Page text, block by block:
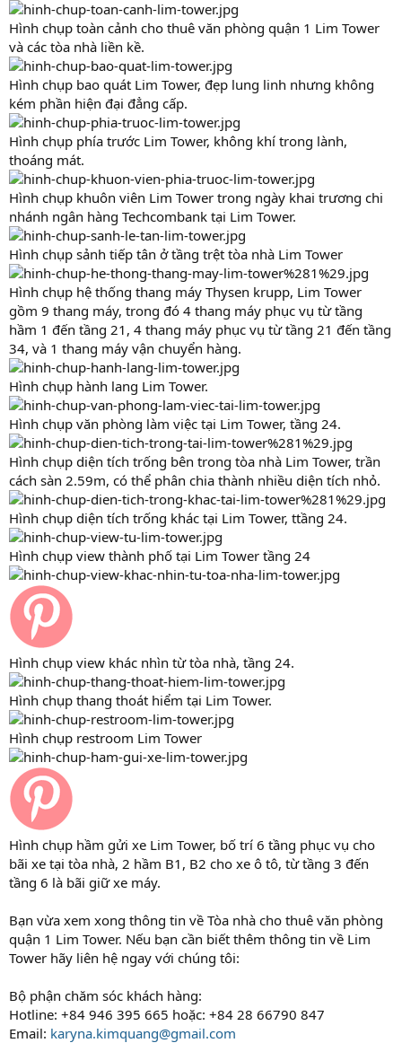
Hình chụp toàn cảnh cho thuê văn phòng quận 1 Lim Tower
và các tòa nhà liền kề.
Hình chụp bao quát Lim Tower, đẹp lung linh nhưng không
kém phần hiện đại đẳng cấp.
Hình chụp phía trước Lim Tower, không khí trong lành,
thoáng mát.
Hình chụp khuôn viên Lim Tower trong ngày khai trương chi
nhánh ngân hàng Techcombank tại Lim Tower.
Hình chụp sảnh tiếp tân ở tầng trệt tòa nhà Lim Tower
Hình chụp hệ thống thang máy Thysen krupp, Lim Tower
gồm 9 thang máy, trong đó 4 thang máy phục vụ từ tầng
hầm 1 đến tầng 21, 4 thang máy phục vụ từ tầng 21 đến tầng
34, và 1 thang máy vận chuyển hàng.
Hình chụp hành lang Lim Tower.
Hình chụp văn phòng làm việc tại Lim Tower, tầng 24.
Hình chụp diện tích trống bên trong tòa nhà Lim Tower, trần
cách sàn 2.59m, có thể phân chia thành nhiều diện tích nhỏ.
Hình chụp diện tích trống khác tại Lim Tower, ttầng 24.
Hình chụp view thành phố tại Lim Tower tầng 24
Hình chụp view khác nhìn từ tòa nhà, tầng 24.
Hình chụp thang thoát hiểm tại Lim Tower.
Hình chụp restroom Lim Tower
Hình chụp hầm gửi xe Lim Tower, bố trí 6 tầng phục vụ cho
bãi xe tại tòa nhà, 2 hầm B1, B2 cho xe ô tô, từ tầng 3 đến
tầng 6 là bãi giữ xe máy.
Bạn vừa xem xong thông tin về Tòa nhà cho thuê văn phòng
quận 1 Lim Tower. Nếu bạn cần biết thêm thông tin về Lim
Tower hãy liên hệ ngay với chúng tôi:
Bộ phận chăm sóc khách hàng:
Hotline: +84 946 395 665 hoặc: +84 28 66790 847
Email: karyna.kimquang@gmail.com